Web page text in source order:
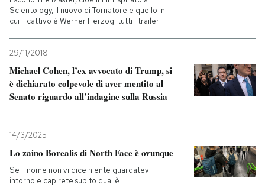
Scientology, il nuovo di Tornatore e quello in
cui il cattivo è Werner Herzog: tutti i trailer
29/11/2018
Michael Cohen, l’ex avvocato di Trump, si
è dichiarato colpevole di aver mentito al
Senato riguardo all’indagine sulla Russia
14/3/2025
Lo zaino Borealis di North Face è ovunque
Se il nome non vi dice niente guardatevi
intorno e capirete subito qual è